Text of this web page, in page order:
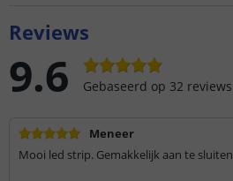
Reviews
9.6 Gebaseerd op 32 reviews
Meneer
Mooi led strip. Gemakkelijk aan te sluiten